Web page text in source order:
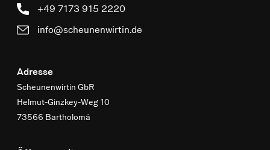
+49 7173 915 2220
info@scheunenwirtin.de
Adresse
Scheunenwirtin GbR
Helmut-Ginzkey-Weg 10
73566 Bartholomä